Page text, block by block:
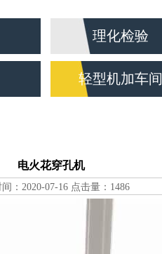
理化检验
轻型机加车间
电火花穿孔机
：2020-07-16 点击量：1486